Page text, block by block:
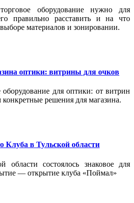
оборудование нужно для
правильно расставить и на что
материалов и зонировании.
оптики: витрины для очков
оборудование для оптики: от витрин
решения для магазина.
Клуба в Тульской области
области состоялось знаковое для
— открытие клуба «Поймал»